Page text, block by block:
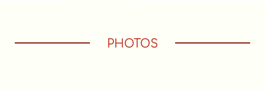
PHOTOS